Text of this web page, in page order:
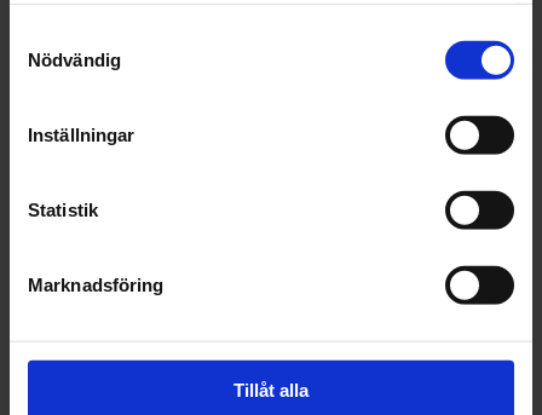
Nödvändig
Inställningar
Statistik
Marknadsföring
Tillåt alla
januari (3)
november (5)
juni (2)